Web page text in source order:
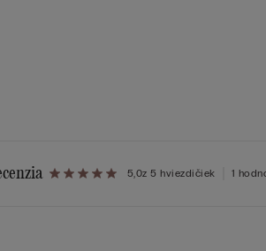
5,0z 5 hviezdičiek 1